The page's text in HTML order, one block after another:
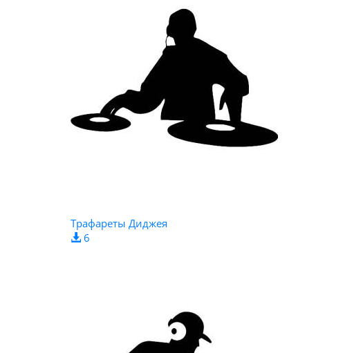
Трафареты Диджея
6